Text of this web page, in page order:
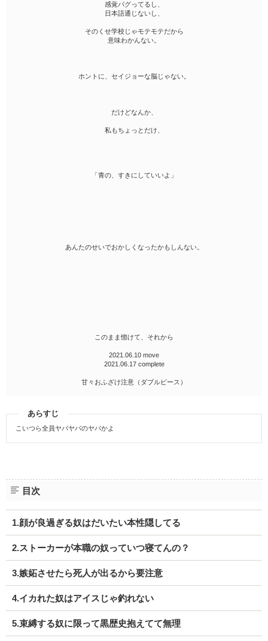
感覚バグってるし、
日本語通じないし、
そのくせ学校じゃモテモテだから
意味わかんない。
ホントに、セイジョーな脳じゃない。
だけどなんか、
私もちょっとだけ、
「青の、すきにしていいよ」
あんたのせいでおかしくなったかもしんない。
このまま惚けて、それから
2021.06.10 move
2021.06.17 complete
甘々おふざけ注意（ダブルピース）
あらすじ
こいつら全員ヤバヤバのヤバかよ
目次
1.顔が良過ぎる奴はだいたい本性隠してる
2.ストーカーが本職の奴っていつ寝てんの？
3.嫉妬させたら死人が出るから要注意
4.イカれた奴はアイスじゃ釣れない
5.束縛する奴に限って黒歴史抱えてて無理